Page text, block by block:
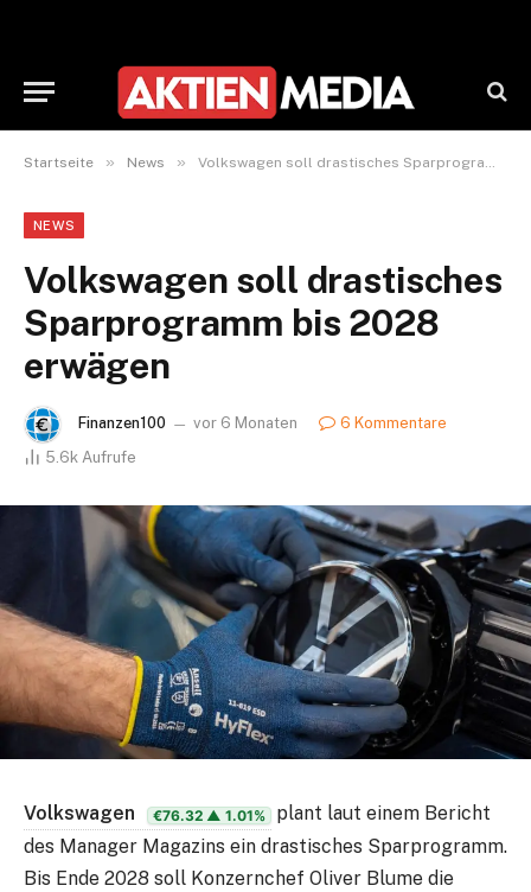
Startseite » News » Volkswagen soll drastisches Sparprogramm bis 2028 erwägen
NEWS
Volkswagen soll drastisches
Sparprogramm bis 2028
erwägen
Finanzen100 vor 6 Monaten
6 Kommentare
5.6k Aufrufe
Volkswagen €76.32 ▲ 1.01%
plant laut einem Bericht
des Manager Magazins ein drastisches Sparprogramm.
Bis Ende 2028 soll Konzernchef Oliver Blume die